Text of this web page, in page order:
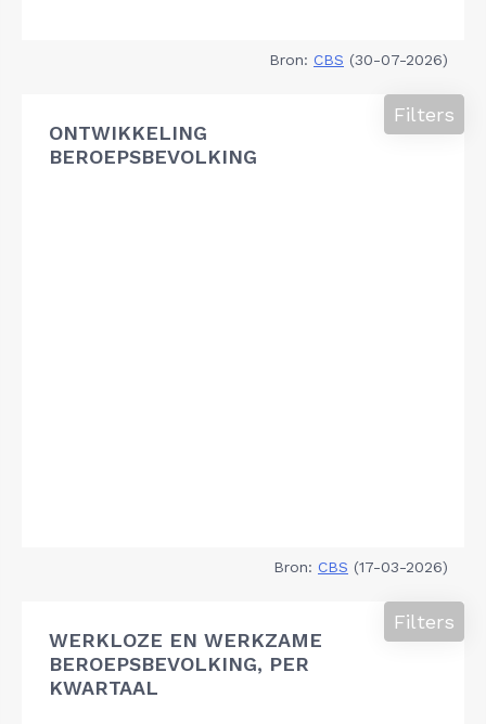
Bron: CBS (30-07-2026)
ONTWIKKELING
BEROEPSBEVOLKING
Filters
Bron: CBS (17-03-2026)
WERKLOZE EN WERKZAME
BEROEPSBEVOLKING, PER
KWARTAAL
Filters